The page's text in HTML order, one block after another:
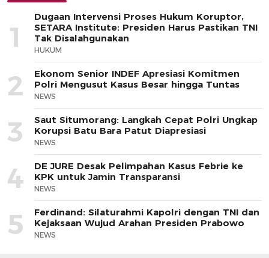
1
Dugaan Intervensi Proses Hukum Koruptor,
SETARA Institute: Presiden Harus Pastikan TNI
Tak Disalahgunakan
HUKUM
2
Ekonom Senior INDEF Apresiasi Komitmen
Polri Mengusut Kasus Besar hingga Tuntas
NEWS
3
Saut Situmorang: Langkah Cepat Polri Ungkap
Korupsi Batu Bara Patut Diapresiasi
NEWS
4
DE JURE Desak Pelimpahan Kasus Febrie ke
KPK untuk Jamin Transparansi
NEWS
5
Ferdinand: Silaturahmi Kapolri dengan TNI dan
Kejaksaan Wujud Arahan Presiden Prabowo
NEWS